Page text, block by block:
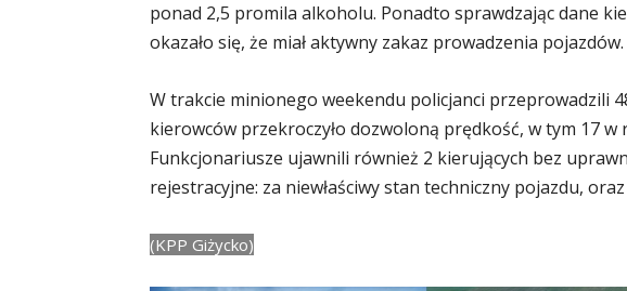
ponad 2,5 promila alkoholu. Ponadto sprawdzając dane
okazało się, że miał aktywny zakaz prowadzenia pojazdów.
W trakcie minionego weekendu policjanci przeprowadzili
kierowców przekroczyło dozwoloną prędkość, w tym 17 w
Funkcjonariusze ujawnili również 2 kierujących bez
rejestracyjne: za niewłaściwy stan techniczny pojazdu,
(KPP Giżycko)